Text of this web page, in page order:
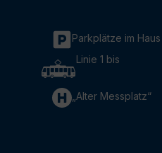
Parkplätze im Haus
Linie 1 bis
„Alter Messplatz“